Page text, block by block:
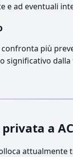
e ad eventuali
più
significativo
a
attualmente